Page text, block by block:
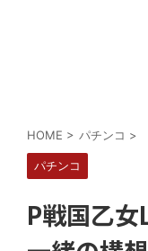
HOME > パチンコ >
パチンコ
P戦国乙女